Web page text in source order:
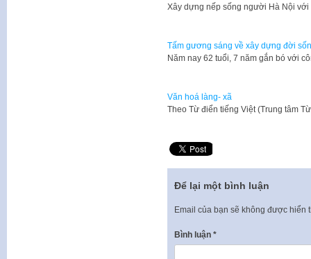
Xây dựng nếp sống người Hà Nội
Tấm gương sáng về xây dựng đời
​Năm nay 62 tuổi, 7 năm gắn bó với
Văn hoá làng- xã
​Theo Từ điển tiếng Việt (Trung tâm
Để lại một bình luận
Email của bạn sẽ không được hiển
Bình luận *